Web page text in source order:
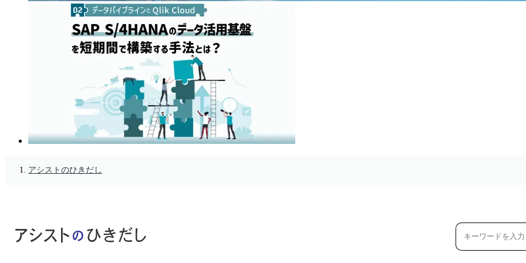
アシストのひきだし